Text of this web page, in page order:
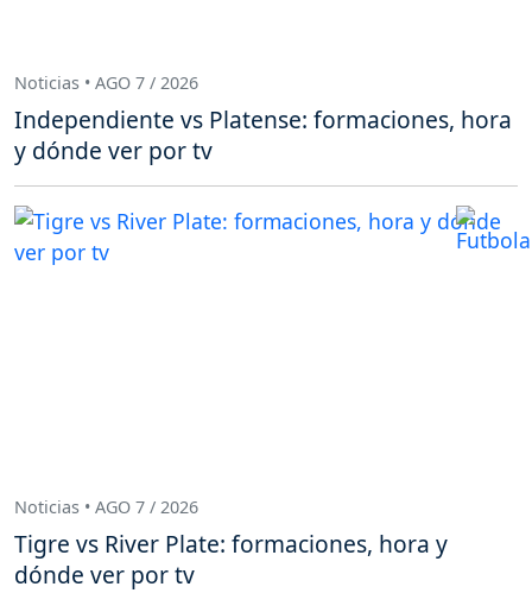
Noticias • AGO 7 / 2026
Independiente vs Platense: formaciones, hora
y dónde ver por tv
Noticias • AGO 7 / 2026
Tigre vs River Plate: formaciones, hora y
dónde ver por tv